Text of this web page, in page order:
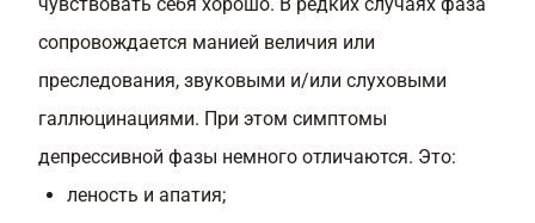
сопровождается манией величия или
преследования, звуковыми и/или слуховыми
галлюцинациями. При этом симптомы
депрессивной фазы немного отличаются. Это:
леность и апатия;